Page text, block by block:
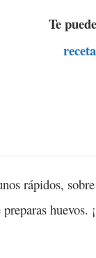
Te
rápidos,